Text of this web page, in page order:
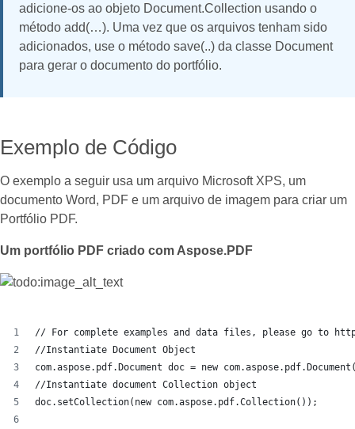
adicione-os ao objeto Document.Collection usando o
método add(…). Uma vez que os arquivos tenham sido
adicionados, use o método save(..) da classe Document
para gerar o documento do portfólio.
Exemplo de Código
O exemplo a seguir usa um arquivo Microsoft XPS, um
documento Word, PDF e um arquivo de imagem para criar um
Portfólio PDF.
Um portfólio PDF criado com Aspose.PDF
// For complete examples and data files, please go to
//Instantiate Document Object
com.aspose.pdf.Document doc = new
//Instantiate document Collection object
doc.setCollection(new com.aspose.pdf.Collection());